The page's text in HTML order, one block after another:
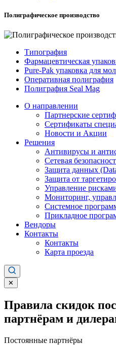
Полиграфическое производство
Типография
Фармацевтическая
Pure-Pak упаковка для
Оперативная полиграфия
Полиграфия Seal Mag
О направлении
Партнерские
Сертификаты
Новости и Акции
Решения
Антивирусы и
Сетевая
Защита данных
Защита от
Управление
Мониторинг,
Системное
Прикладное
Вендоры
Контакты
Контакты
Карта проезда
✕
Правила скидок
партнёрам и
Постоянные партнёры